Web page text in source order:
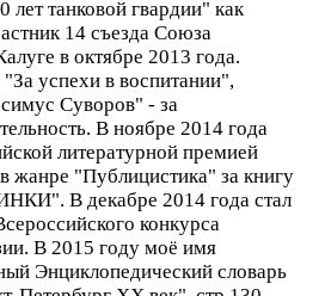
танковой гвардии" как
14 съезда Союза
в октябре 2013 года.
успехи в воспитании",
Суворов" - за
В ноябре 2014 года
литературной премией
жанре "Публицистика" за книгу
В декабре 2014 года стал
конкурса
В 2015 году моё имя
Энциклопедический словарь